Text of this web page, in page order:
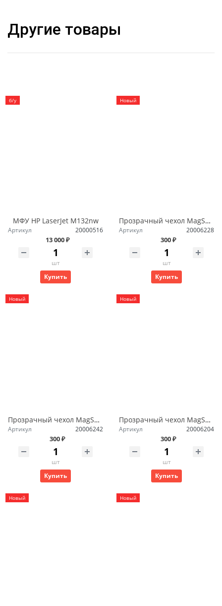
Другие товары
б/у
МФУ HP LaserJet M132nw
Артикул 20000516
13 000 ₽
шт
Купить
Новый
Прозрачный чехол MagSafe iPhone 14
Артикул 20006228
300 ₽
шт
Купить
Новый
Прозрачный чехол MagSafe iPhone 13
Артикул 20006242
300 ₽
шт
Купить
Новый
Прозрачный чехол MagSafe iPhone 14 Pro Max
Артикул 20006204
300 ₽
шт
Купить
Новый Новый